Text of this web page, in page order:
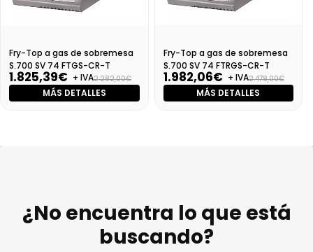
Fry-Top a gas de sobremesa
S.700 SV 74 FTGS-CR-T
1.825,39€ + IVA2.282,00€
MÁS DETALLES
Fry-Top a gas de sobremesa
S.700 SV 74 FTRGS-CR-T
1.982,06€ + IVA2.478,00€
MÁS DETALLES
¿No encuentra lo que está
buscando?